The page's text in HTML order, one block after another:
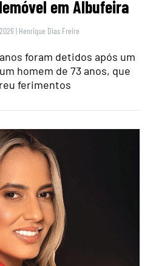
em Albufeira
| Henrique Dias Freire
foram detidos após um
homem de 73 anos, que
ferimentos